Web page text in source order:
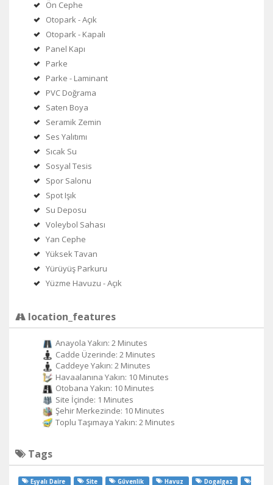
Ön Cephe
Otopark - Açık
Otopark - Kapalı
Panel Kapı
Parke
Parke - Laminant
PVC Doğrama
Saten Boya
Seramik Zemin
Ses Yalıtımı
Sıcak Su
Sosyal Tesis
Spor Salonu
Spot Işık
Su Deposu
Voleybol Sahası
Yan Cephe
Yüksek Tavan
Yürüyüş Parkuru
Yüzme Havuzu - Açık
location_features
Anayola Yakın: 2 Minutes
Cadde Üzerinde: 2 Minutes
Caddeye Yakın: 2 Minutes
Havaalanına Yakın: 10 Minutes
Otobana Yakın: 10 Minutes
Site İçinde: 1 Minutes
Şehir Merkezinde: 10 Minutes
Toplu Taşımaya Yakın: 2 Minutes
Tags
Eşyalı Daire Site Güvenlik Havuz Dogalgaz